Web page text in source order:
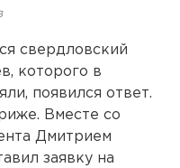
свердловский
которого в
появился ответ.
Вместе со
Дмитрием
заявку на